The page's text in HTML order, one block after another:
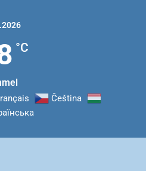
°C
Čeština‎